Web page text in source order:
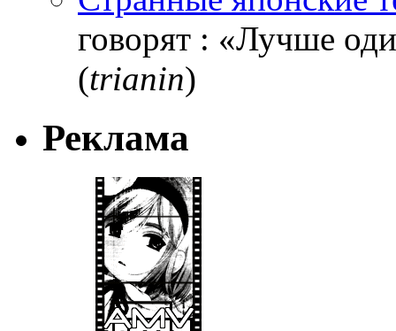
говорят : «Лучше
(trianin)
Реклама